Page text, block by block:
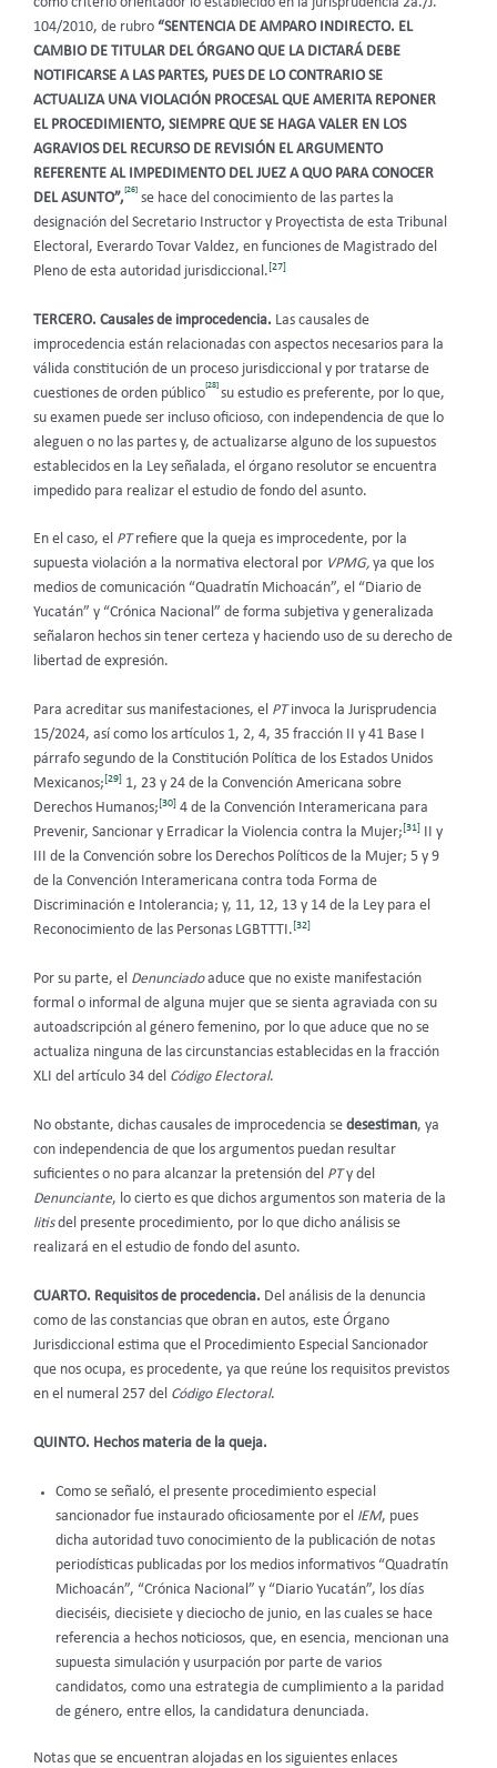
104/2010, de rubro “SENTENCIA DE AMPARO INDIRECTO. EL
CAMBIO DE TITULAR DEL ÓRGANO QUE LA DICTARÁ DEBE
NOTIFICARSE A LAS PARTES, PUES DE LO CONTRARIO SE
ACTUALIZA UNA VIOLACIÓN PROCESAL QUE AMERITA REPONER
EL PROCEDIMIENTO, SIEMPRE QUE SE HAGA VALER EN LOS
AGRAVIOS DEL RECURSO DE REVISIÓN EL ARGUMENTO
REFERENTE AL IMPEDIMENTO DEL JUEZ A QUO PARA CONOCER
DEL ASUNTO”,
[26]
se hace del conocimiento de las partes la
designación del Secretario Instructor y Proyectista de esta Tribunal
Electoral, Everardo Tovar Valdez, en funciones de Magistrado del
Pleno de esta autoridad jurisdiccional.[27]
TERCERO. Causales de improcedencia. Las causales de
improcedencia están relacionadas con aspectos necesarios para la
válida constitución de un proceso jurisdiccional y por tratarse de
cuestiones de orden público
[28]
su estudio es preferente, por lo que,
su examen puede ser incluso oficioso, con independencia de que lo
aleguen o no las partes y, de actualizarse alguno de los supuestos
establecidos en la Ley señalada, el órgano resolutor se encuentra
impedido para realizar el estudio de fondo del asunto.
En el caso, el PTrefiere que la queja es improcedente, por la
supuesta violación a la normativa electoral por VPMG, ya que los
medios de comunicación “Quadratín Michoacán”, el “Diario de
Yucatán” y “Crónica Nacional” de forma subjetiva y generalizada
señalaron hechos sin tener certeza y haciendo uso de su derecho de
libertad de expresión.
Para acreditar sus manifestaciones, el PTinvoca la Jurisprudencia
15/2024, así como los artículos 1, 2, 4, 35 fracción II y 41 Base I
párrafo segundo de la Constitución Política de los Estados Unidos
Mexicanos;[29] 1, 23 y 24 de la Convención Americana sobre
Derechos Humanos;[30] 4 de la Convención Interamericana para
Prevenir, Sancionar y Erradicar la Violencia contra la Mujer;[31]
II y
III de la Convención sobre los Derechos Políticos de la Mujer; 5 y 9
de la Convención Interamericana contra toda Forma de
Discriminación e Intolerancia; y, 11, 12, 13 y 14 de la Ley para el
Reconocimiento de las Personas LGBTTTI.[32]
Por su parte, el Denunciadoaduce que no existe manifestación
formal o informal de alguna mujer que se sienta agraviada con su
autoadscripción al género femenino, por lo que aduce que no se
actualiza ninguna de las circunstancias establecidas en la fracción
XLI del artículo 34 del Código Electoral.
No obstante, dichas causales de improcedencia se desestiman, ya
con independencia de que los argumentos puedan resultar
suficientes o no para alcanzar la pretensión del PTy del
Denunciante, lo cierto es que dichos argumentos son materia de la
litisdel presente procedimiento, por lo que dicho análisis se
realizará en el estudio de fondo del asunto.
CUARTO. Requisitos de procedencia. Del análisis de la denuncia
como de las constancias que obran en autos, este Órgano
Jurisdiccional estima que el Procedimiento Especial Sancionador
que nos ocupa, es procedente, ya que reúne los requisitos previstos
en el numeral 257 del Código Electoral.
QUINTO. Hechos materia de la queja.
Como se señaló, el presente procedimiento especial
sancionador fue instaurado oficiosamente por el IEM, pues
dicha autoridad tuvo conocimiento de la publicación de notas
periodísticas publicadas por los medios informativos “Quadratín
Michoacán”, “Crónica Nacional” y “Diario Yucatán”, los días
dieciséis, diecisiete y dieciocho de junio, en las cuales se hace
referencia a hechos noticiosos, que, en esencia, mencionan una
supuesta simulación y usurpación por parte de varios
candidatos, como una estrategia de cumplimiento a la paridad
de género, entre ellos, la candidatura denunciada.
Notas que se encuentran alojadas en los siguientes enlaces